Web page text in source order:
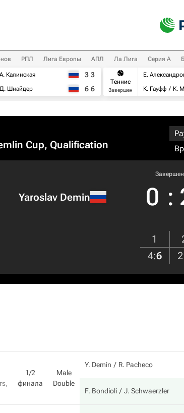
РПЛ Лига Европы АПЛ Ла Лига Серия А
А. Калинская
Д. Шнайдер
3 3
6 6
Теннис
Завершен
Е.
К. Гауфф
К.
Cup, Qualification
Yaroslav Demin
Завершен
0 :
1
4:6 2
1/2
финала
Male
Double
Y. Demin R. Pacheco
F. Bondioli J. Schwaerzler